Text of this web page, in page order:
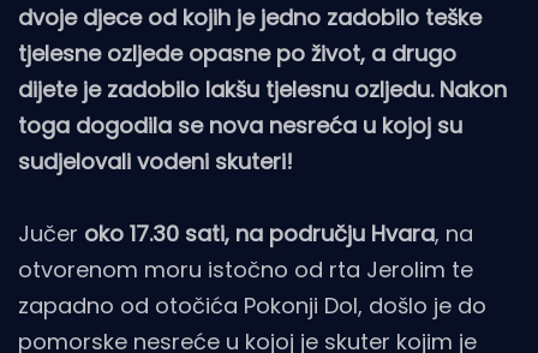
dvoje djece od kojih je jedno zadobilo teške
tjelesne ozljede opasne po život, a drugo
dijete je zadobilo lakšu tjelesnu ozljedu. Nakon
toga dogodila se nova nesreća u kojoj su
sudjelovali vodeni skuteri!
Jučer oko 17.30 sati, na području Hvara, na
otvorenom moru istočno od rta Jerolim te
zapadno od otočića Pokonji Dol, došlo je do
pomorske nesreće u kojoj je skuter kojim je